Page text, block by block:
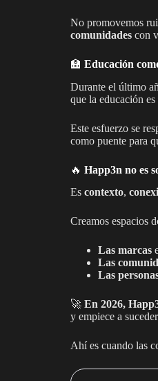
No promovemos
comunidades con
🏫 Educación
Durante el último
que la educación
Este esfuerzo se
como puente para
🔥 Happ3n no es
Es contexto,
Creamos espacios
Las marcas
Las
Las
🚀 En 2026,
y empiece a
Ahí es cuando las